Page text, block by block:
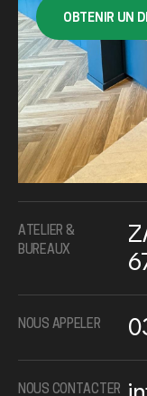
OBTENIR UN
ATELIER &
BUREAUX
NOUS APPELER
NOUS CONTACTER